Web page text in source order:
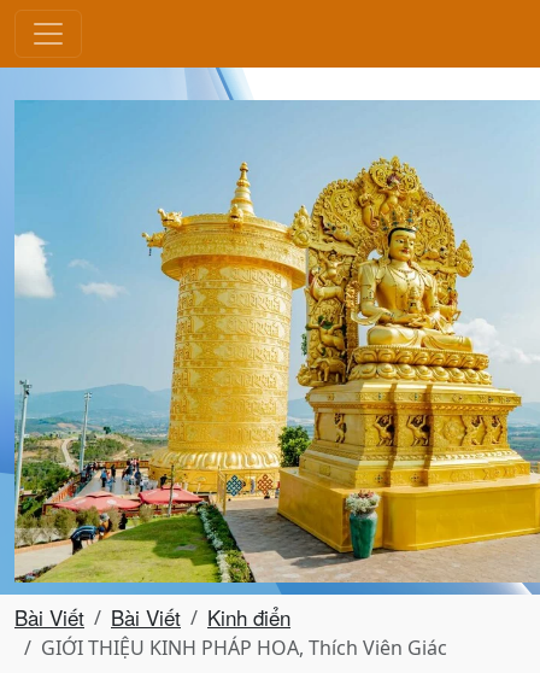
Bài Viết Bài Viết Kinh điển
GIỚI THIỆU KINH PHÁP HOA, Thích Viên Giác